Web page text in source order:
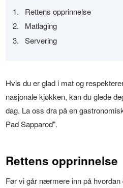
Rettens opprinnelse
Matlaging
Servering
Hvis du er glad i mat og
nasjonale kjøkken, kan du glede
dag. La oss dra på en
Pad Sapparod".
Rettens opprinnelse
Før vi går nærmere inn på hvordan